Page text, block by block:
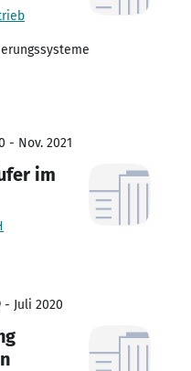
- Nov. 2021
im
- Juli 2020